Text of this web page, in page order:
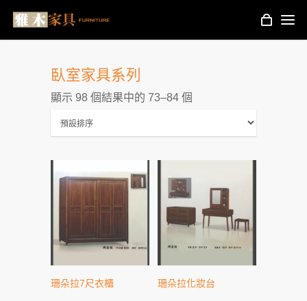
臥室家具系列
顯示 98 個結果中的 73–84 個
珊朵拉7尺衣櫃 珊朵拉化妝台